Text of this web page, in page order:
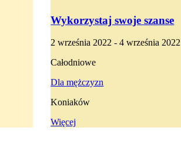
Wykorzystaj swoje szanse
2 września 2022 - 4 września 2022
Całodniowe
Dla mężczyzn
Koniaków
Więcej